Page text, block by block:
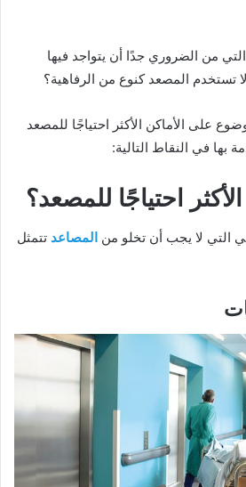
من الضروري جدًا أن يتواجد فيها
تستخدم المصعد كنوع من الرفاهية؟
على الأماكن الأكثر احتياجًا للمصعد
بها في النقاط التالية:
احتياجًا للمصعد؟
التي لا يجب أن تخلو من المصاعد تتمثل